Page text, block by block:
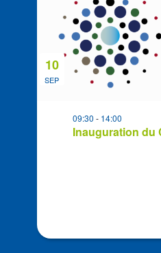
events
Photo
View
SEP
10
Inauguration du
09:30 - 14:00